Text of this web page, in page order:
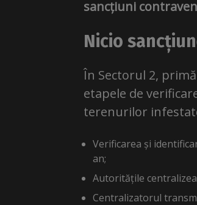
sancțiuni
Nicio
În Sectorul 2,
etapele de
terenurilor
Verificarea și
an;
Autoritățile
Centralizatorul